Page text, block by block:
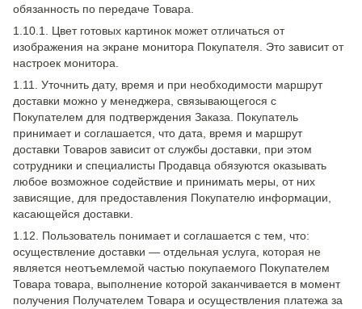
обязанность по передаче Товара.
1.10.1. Цвет готовых картинок может отличаться от
изображения на экране монитора Покупателя. Это зависит от
настроек монитора.
1.11. Уточнить дату, время и при необходимости маршрут
доставки можно у менеджера, связывающегося с
Покупателем для подтверждения Заказа. Покупатель
принимает и соглашается, что дата, время и маршрут
доставки Товаров зависит от службы доставки, при этом
сотрудники и специалисты Продавца обязуются оказывать
любое возможное содействие и принимать меры, от них
зависящие, для предоставления Покупателю информации,
касающейся доставки.
1.12. Пользователь понимает и соглашается с тем, что:
осуществление доставки — отдельная услуга, которая не
является неотъемлемой частью покупаемого Покупателем
Товара товара, выполнение которой заканчивается в момент
получения Получателем Товара и осуществления платежа за